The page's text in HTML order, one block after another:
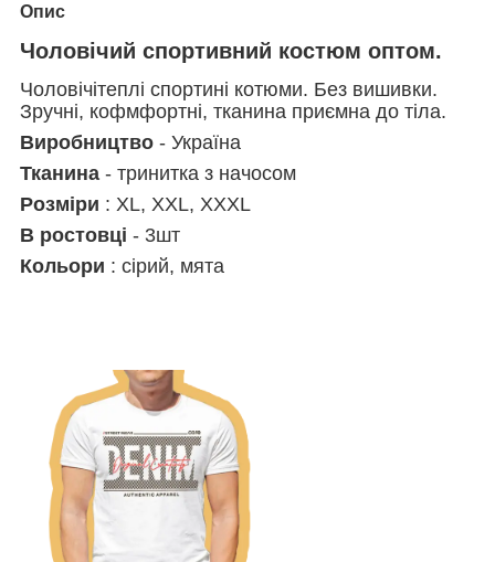
Опис
Чоловічий спортивний костюм оптом.
Чоловічітеплі спортині котюми. Без вишивки.
Зручні, кофмфортні, тканина приємна до тіла.
Виробництво - Україна
Тканина - тринитка з начосом
Розміри : XL, XXL, XXXL
В ростовці - 3шт
Кольори : сірий, мята